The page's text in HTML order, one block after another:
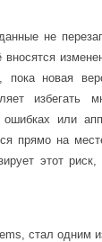
не
вносятся
новая
избегать
или
прямо на
этот риск,
стал одним